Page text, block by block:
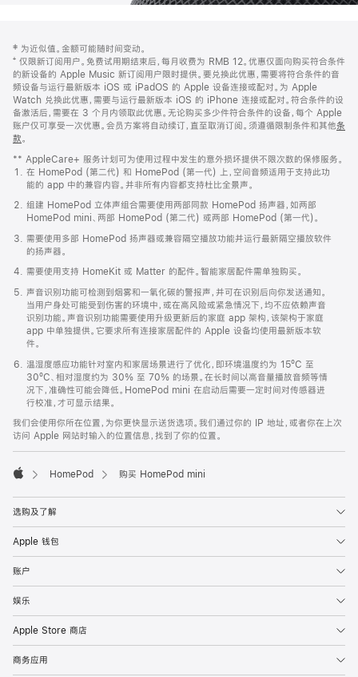
页
页
脚
注
‡ 为近似值。金额可能随时间变动。
⁺ 仅限新订阅用户。免费试用期结束后，每月收费为 RMB 12。优惠仅面向购买符合条件
的新设备的 Apple Music 新订阅用户限时提供。要兑换此优惠，需要将符合条件的音
频设备与运行最新版本 iOS 或 iPadOS 的 Apple 设备连接或配对。为 Apple
Watch 兑换此优惠，需要与运行最新版本 iOS 的 iPhone 连接或配对。符合条件的设
备激活后，需要在 3 个月内领取此优惠。无论购买多少件符合条件的设备，每个 Apple
账户仅可享受一次优惠。会员方案将自动续订，直至取消订阅。须遵循限制条件和其他条
款。
窗
口
中
打
开)
** AppleCare+ 服务计划可为使用过程中发生的意外损坏提供不限次数的保修服务。
在 HomePod (第二代) 和 HomePod (第一代) 上，空间音频适用于支持此功
能的 app 中的兼容内容。并非所有内容都支持杜比全景声。
组建 HomePod 立体声组合需要使用两部同款 HomePod 扬声器，如两部
HomePod mini、两部 HomePod (第二代) 或两部 HomePod (第一代)。
需要使用多部 HomePod 扬声器或兼容隔空播放功能并运行最新隔空播放软件
的扬声器。
需要使用支持 HomeKit 或 Matter 的配件。智能家居配件需单独购买。
声音识别功能可检测到烟雾和一氧化碳的警报声，并可在识别后向你发送通知。
当用户身处可能受到伤害的环境中，或在高风险或紧急情况下，均不应依赖声音
识别功能。声音识别功能需要使用升级更新后的家庭 app 架构，该架构于家庭
app 中单独提供。它要求所有连接家居配件的 Apple 设备均使用最新版本软
件。
温湿度感应功能针对室内和家居场景进行了优化，即环境温度约为 15ºC 至
30ºC、相对湿度约为 30% 至 70% 的场景。在长时间以高音量播放音频等情
况下，准确性可能会降低。HomePod mini 在启动后需要一定时间对传感器进
行校准，才可显示结果。
我们会使用你所在位置，为你更快显示送货选项。我们通过你的 IP 地址，或者你在上次
访问 Apple 网站时输入的位置信息，找到了你的位置。
HomePod 购买 HomePod mini
选购及了解
Apple 钱包
账户
娱乐
Apple Store 商店
商务应用